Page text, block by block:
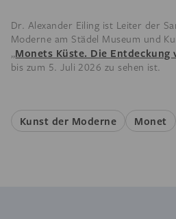
Dr. Alexander Eiling ist Leiter der
Moderne am Städel Museum und
„Monets Küste. Die Entdeckung
bis zum 5. Juli 2026 zu sehen ist.
Kunst der Moderne Monet